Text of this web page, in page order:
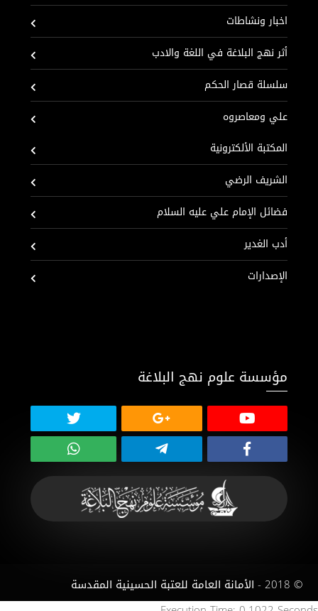
اخبار ونشاطات
أثر نهج البلاغة في اللغة والادب
سلسلة قصار الحكم
علي ومعاصروه
المكتبة الألكترونية
الشريف الرضي
فضائل الإمام علي عليه السلام
أدب الغدير
الإصدارات
مؤسسة علوم نهج البلاغة
© 2018 - الأمانة العامة للعتبة الحسينية المقدسة